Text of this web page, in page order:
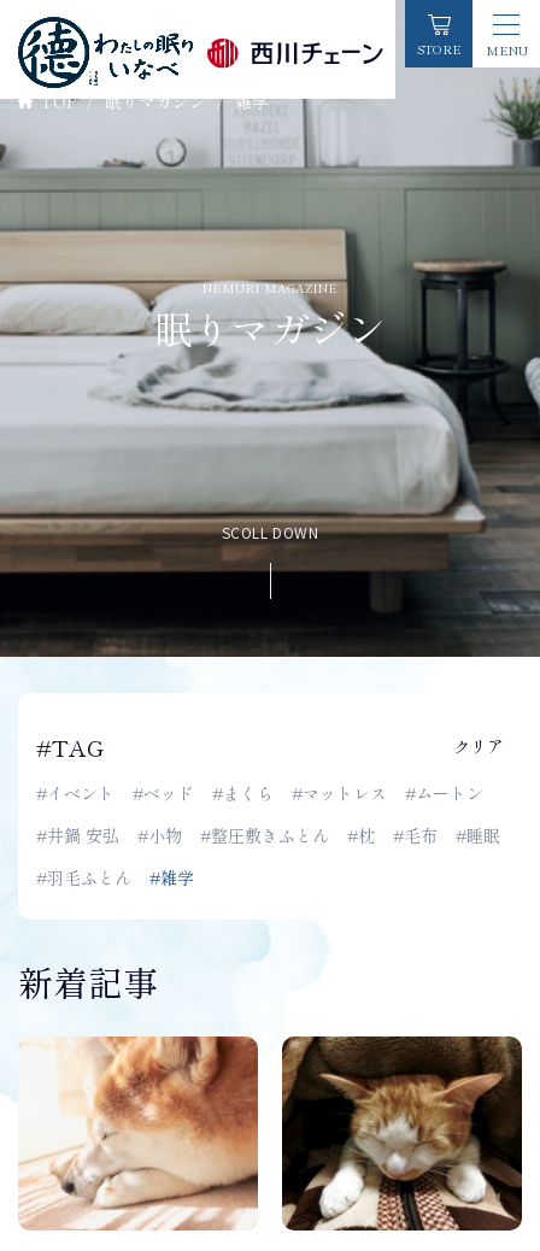
STORE MENU
TOP / 眠りマガジン / 雑学
NEMURI MAGAZINE
眠りマガジン
SCOLL DOWN
#TAG
クリア
#イベント
#ベッド #まくら #マットレス
#ムートン
#井鍋 安弘
#小物 #整圧敷きふとん #枕 #毛布
#睡眠
#羽毛ふとん
#雑学
新着記事
店舗情報
睡眠コラム
お客様の声
商品カテゴリーから探す
取り扱いブランドから探す
オリジナルブランド・丸徳
メンテナンスについて